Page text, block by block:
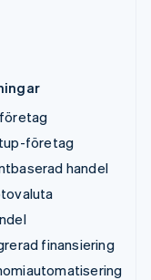
företag
handel
finansiering